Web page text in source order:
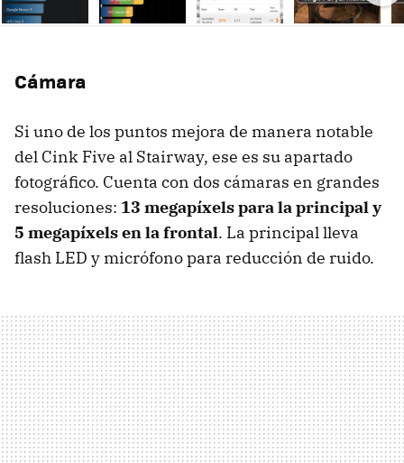
Cámara
Si uno de los puntos mejora de manera notable
del Cink Five al Stairway, ese es su apartado
fotográfico. Cuenta con dos cámaras en grandes
resoluciones: 13 megapíxels para la principal y
5 megapíxels en la frontal. La principal lleva
flash LED y micrófono para reducción de ruido.